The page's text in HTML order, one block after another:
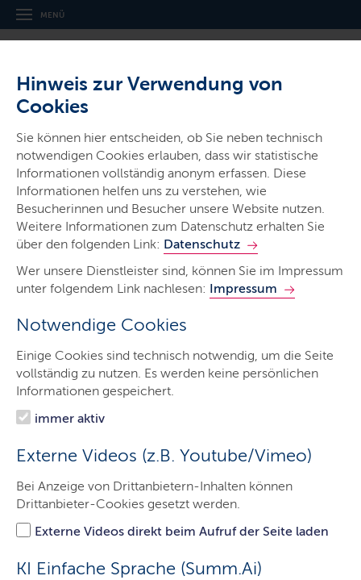
Hinweis zur Verwendung von
Cookies
Sie können hier entscheiden, ob Sie neben technisch
notwendigen Cookies erlauben, dass wir statistische
Informationen vollständig anonym erfassen. Diese
Informationen helfen uns zu verstehen, wie
Besucherinnen und Besucher unsere Website nutzen.
Weitere Informationen zum Datenschutz erhalten Sie
über den folgenden Link: Datenschutz
Wer unsere Dienstleister sind, können Sie im Impressum
unter folgendem Link nachlesen: Impressum
Notwendige Cookies
Einige Cookies sind technisch notwendig, um die Seite
vollständig zu nutzen. Es werden keine persönlichen
Informationen gespeichert.
immer aktiv
Externe Videos (z.B. Youtube/Vimeo)
Bei Anzeige von Drittanbietern-Inhalten können
Drittanbieter-Cookies gesetzt werden.
Externe Videos direkt beim Aufruf der Seite laden
KI Einfache Sprache (Summ.Ai)
MENÜ
Ministerium für Inneres,
Kommunales, Wohnen und Sport
Ministerien & Behörden
Start
Ministerin
Ministerium
Themen
Presse
Leichte Sprache